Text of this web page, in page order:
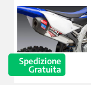
Spedizione
Gratuita